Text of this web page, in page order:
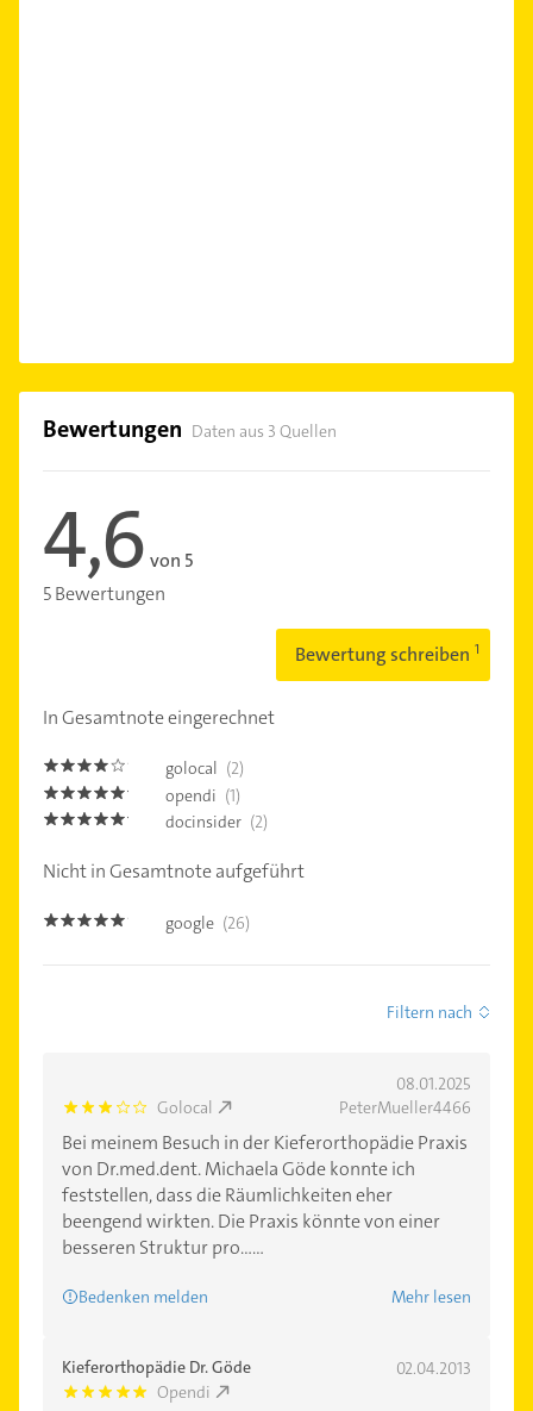
Bewertungen Daten aus 3 Quellen
4,6 von 5
5 Bewertungen
Bewertung schreiben
In Gesamtnote eingerechnet
4.0 golocal (2)
5.0 opendi (1)
5.0 docinsider (2)
Nicht in Gesamtnote aufgeführt
4.8 google (26)
Filtern nach
08.01.2025
3.0 Golocal PeterMueller4466
Bei meinem Besuch in der Kieferorthopädie Praxis
von Dr.med.dent. Michaela Göde konnte ich
feststellen, dass die Räumlichkeiten eher
beengend wirkten. Die Praxis könnte von einer
besseren Struktur pro......
Bedenken melden Mehr lesen
Kieferorthopädie Dr. Göde 02.04.2013
5.0 Opendi